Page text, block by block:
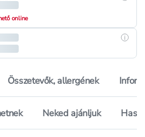
online
Összetevők, allergének
Neked ajánljuk